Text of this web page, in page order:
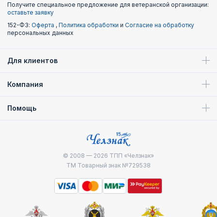
Получите специальное предложение для ветеранской организации:
оставьте заявку
152-ФЗ: Оферта , Политика обработки и Согласие на обработку
персональных данных
Для клиентов
Компания
Помощь
© 2008 — 2026 ТПП «Челзнак»
ТМ Товарный знак №729538